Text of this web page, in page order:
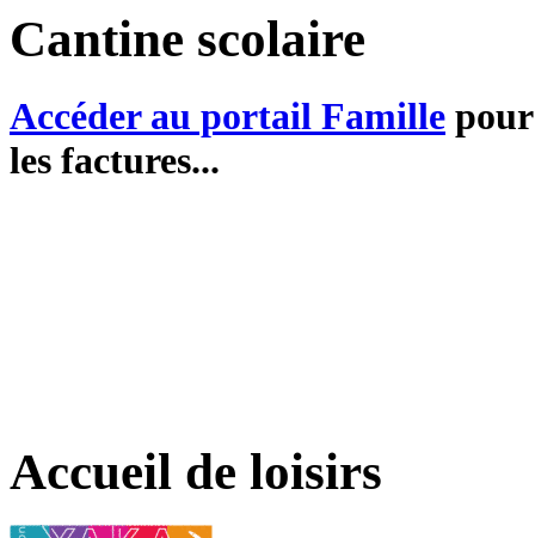
Cantine scolaire
Accéder au portail Famille
les factures...
Accueil de loisirs